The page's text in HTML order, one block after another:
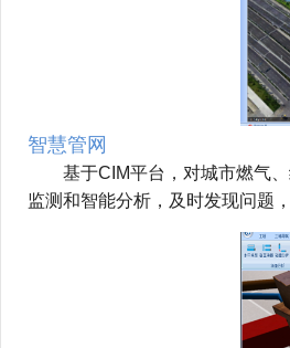
智慧管网
基于CIM平台，对城市燃气、
监测和智能分析，及时发现问题